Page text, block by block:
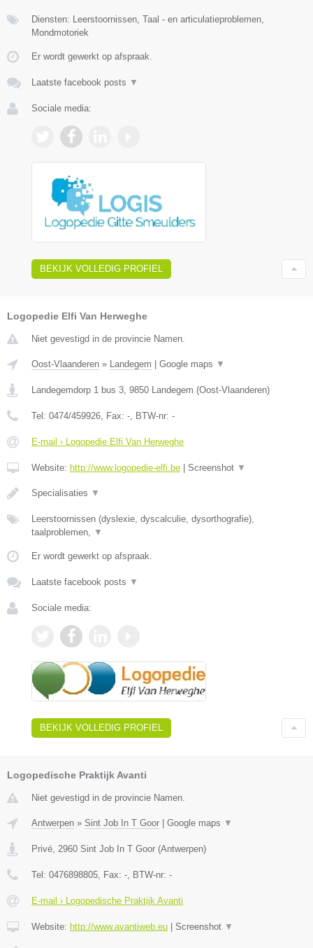
Diensten: Leerstoornissen, Taal - en articulatieproblemen,
Mondmotoriek
Er wordt gewerkt op afspraak.
Laatste facebook posts ▼
Sociale media:
BEKIJK VOLLEDIG PROFIEL
Logopedie Elfi Van Herweghe
Niet gevestigd in de provincie Namen.
Oost-Vlaanderen » Landegem Google maps ▼
Landegemdorp 1 bus 3, 9850 Landegem (Oost-Vlaanderen)
Tel: 0474/459926, Fax: -, BTW-nr: -
E-mail › Logopedie Elfi Van Herweghe
Website: http://www.logopedie-elfi.be Screenshot ▼
​Specialisaties ▼
Leerstoornissen (dyslexie, dyscalculie, dysorthografie),
taalproblemen, ▼
Er wordt gewerkt op afspraak.
Laatste facebook posts ▼
Sociale media:
BEKIJK VOLLEDIG PROFIEL
Logopedische Praktijk Avanti
Niet gevestigd in de provincie Namen.
Antwerpen » Sint Job In T Goor Google maps ▼
Privé, 2960 Sint Job In T Goor (Antwerpen)
Tel: 0476898805, Fax: -, BTW-nr: -
E-mail › Logopedische Praktijk Avanti
Website: http://www.avantiweb.eu Screenshot ▼